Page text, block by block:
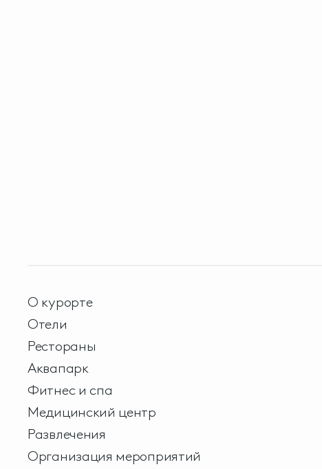
О курорте
Отели
Рестораны
Аквапарк
Фитнес и спа
Медицинский центр
Развлечения
Организация мероприятий